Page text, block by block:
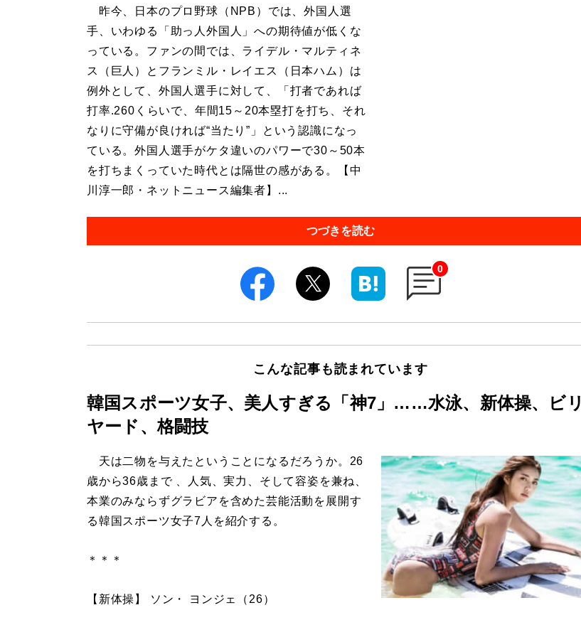
昨今、日本のプロ野球（NPB）では、外国人選
手、いわゆる「助っ人外国人」への期待値が低くな
っている。ファンの間では、ライデル・マルティネ
ス（巨人）とフランミル・レイエス（日本ハム）は
例外として、外国人選手に対して、「打者であれば
打率.260くらいで、年間15～20本塁打を打ち、それ
なりに守備が良ければ“当たり”」という認識になっ
ている。外国人選手がケタ違いのパワーで30～50本
を打ちまくっていた時代とは隔世の感がある。【中
川淳一郎・ネットニュース編集者】...
つづきを読む
0
こんな記事も読まれています
韓国スポーツ女子、美人すぎる「神7」……水泳、新体操、ビリ
ヤード、格闘技
天は二物を与えたということになるだろうか。26
歳から36歳まで 、人気、実力、そして容姿を兼ね、
本業のみならずグラビアを含めた芸能活動を展開す
る韓国スポーツ女子7人を紹介する。
＊＊＊
【新体操】 ソン・ ヨンジェ（26）